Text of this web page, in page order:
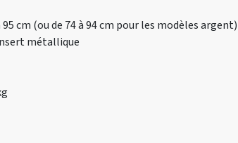
cm (ou de 74 à 94 cm pour les modèles argent)
métallique